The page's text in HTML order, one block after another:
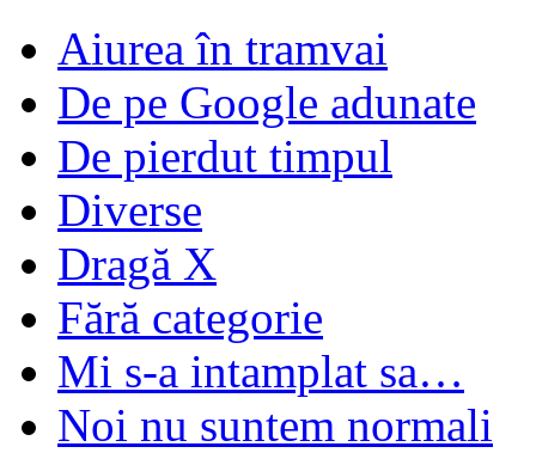
Aiurea în tramvai
De pe Google adunate
De pierdut timpul
Diverse
Dragă X
Fără categorie
Mi s-a intamplat sa…
Noi nu suntem normali